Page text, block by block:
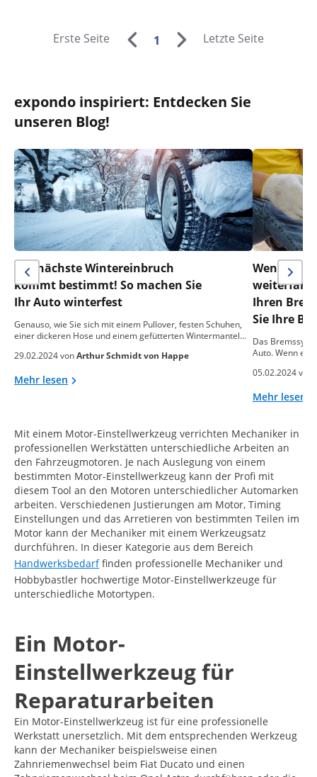
Erste Seite 1 Letzte Seite
expondo inspiriert: Entdecken Sie
unseren Blog!
Der nächste Wintereinbruch
kommt bestimmt! So machen Sie
Ihr Auto winterfest
Genauso, wie Sie sich mit einem Pullover, festen Schuhen,
einer dickeren Hose und einem gefütterten Wintermantel…
29.02.2024 vonArthur Schmidt von Happe
Mehr lesen
Wenn alle
Ihren
Sie Ihre
Das
Auto. Wenn es
05.02.2024 von
Mehr lesen
Mit einem Motor-Einstellwerkzeug verrichten Mechaniker in
professionellen Werkstätten unterschiedliche Arbeiten an
den Fahrzeugmotoren. Je nach Auslegung von einem
bestimmten Motor-Einstellwerkzeug kann der Profi mit
diesem Tool an den Motoren unterschiedlicher Automarken
arbeiten. Verschiedenen Justierungen am Motor, Timing
Einstellungen und das Arretieren von bestimmten Teilen im
Motor kann der Mechaniker mit einem Werkzeugsatz
durchführen. In dieser Kategorie aus dem Bereich
Handwerksbedarffinden professionelle Mechaniker und
Hobbybastler hochwertige Motor-Einstellwerkzeuge für
unterschiedliche Motortypen.
Ein Motor-
Einstellwerkzeug für
Reparaturarbeiten
Ein Motor-Einstellwerkzeug ist für eine professionelle
Werkstatt unersetzlich. Mit dem entsprechenden Werkzeug
kann der Mechaniker beispielsweise einen
Zahnriemenwechsel beim Fiat Ducato und einen